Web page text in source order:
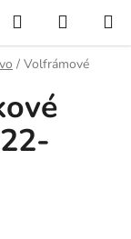
Hľadať
KOŠÍK
/ Volfrámové